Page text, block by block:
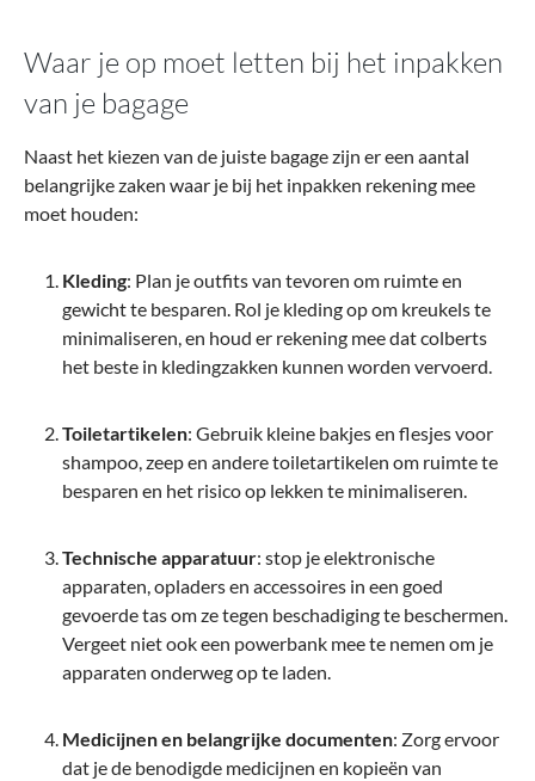
Waar je op moet letten bij het inpakken
van je bagage
Naast het kiezen van de juiste bagage zijn er een aantal
belangrijke zaken waar je bij het inpakken rekening mee
moet houden:
Kleding: Plan je outfits van tevoren om ruimte en
gewicht te besparen. Rol je kleding op om kreukels te
minimaliseren, en houd er rekening mee dat colberts
het beste in kledingzakken kunnen worden vervoerd.
Toiletartikelen: Gebruik kleine bakjes en flesjes voor
shampoo, zeep en andere toiletartikelen om ruimte te
besparen en het risico op lekken te minimaliseren.
Technische apparatuur: stop je elektronische
apparaten, opladers en accessoires in een goed
gevoerde tas om ze tegen beschadiging te beschermen.
Vergeet niet ook een powerbank mee te nemen om je
apparaten onderweg op te laden.
Medicijnen en belangrijke documenten: Zorg ervoor
dat je de benodigde medicijnen en kopieën van